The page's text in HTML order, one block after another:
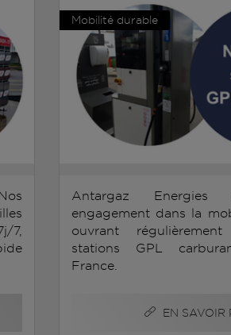
7,
Mobilité durable
Antargaz Energies
engagement dans la
ouvrant
stations GPL
France.
EN SAVOIR